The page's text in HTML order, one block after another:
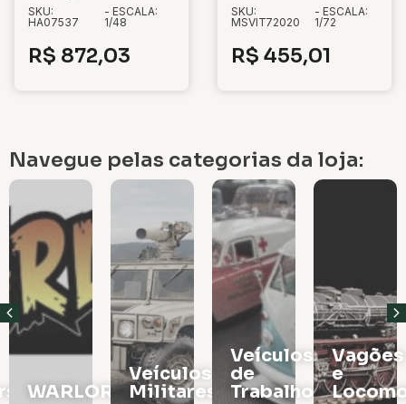
SKU:
HA07537
- ESCALA:
1/48
R$ 872,03
SKU:
MSVIT72020
- ESCALA:
1/72
R$ 455,01
Navegue pelas categorias da loja:
WARLORD
Veículos
Militares
Veículos
de
Trabalho
Vagões
e